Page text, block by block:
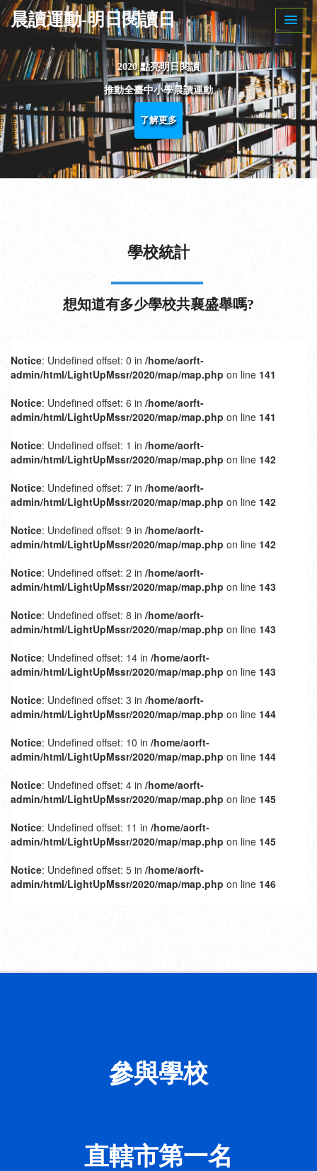
晨讀運動-明日閱讀日
2020 點亮明日閱讀
推動全臺中小學晨讀運動
了解更多
Next
學校統計
想知道有多少學校共襄盛舉嗎?
參與學校
直轄市第一名